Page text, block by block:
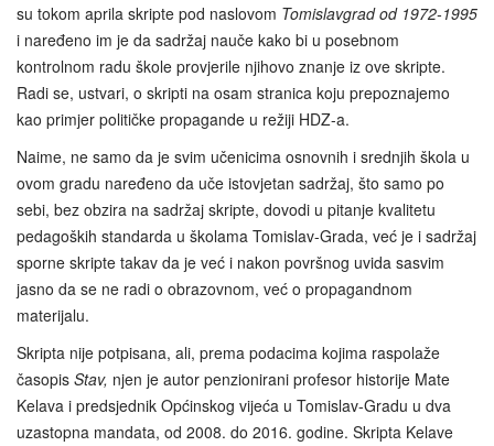
su tokom aprila skripte pod naslovom Tomislavgrad od 1972-1995
i naređeno im je da sadržaj nauče kako bi u posebnom
kontrolnom radu škole provjerile njihovo znanje iz ove skripte.
Radi se, ustvari, o skripti na osam stranica koju prepoznajemo
kao primjer političke propagande u režiji HDZ-a.
Naime, ne samo da je svim učenicima osnovnih i srednjih škola u
ovom gradu naređeno da uče istovjetan sadržaj, što samo po
sebi, bez obzira na sadržaj skripte, dovodi u pitanje kvalitetu
pedagoških standarda u školama Tomislav-Grada, već je i sadržaj
sporne skripte takav da je već i nakon površnog uvida sasvim
jasno da se ne radi o obrazovnom, već o propagandnom
materijalu.
Skripta nije potpisana, ali, prema podacima kojima raspolaže
časopis Stav, njen je autor penzionirani profesor historije Mate
Kelava i predsjednik Općinskog vijeća u Tomislav-Gradu u dva
uzastopna mandata, od 2008. do 2016. godine. Skripta Kelave